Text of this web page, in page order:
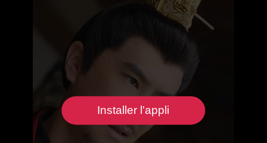
Installer l'appli